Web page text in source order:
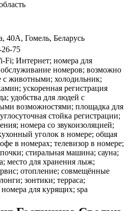
40А, Гомель, Беларусь
75
Fi; Интернет; номера для
номеров; возможно
с животными; холодильник;
ускоренная регистрация
удобства для людей с
возможностями; площадка для
стойка регистрации;
номера со звукоизоляцией;
уголок в номере; общая
в номерах; телевизор в номере;
стиральная машина; сауна;
место для хранения лыж;
отопление; совмещённые
зонтики; терраса;
для курящих; spa